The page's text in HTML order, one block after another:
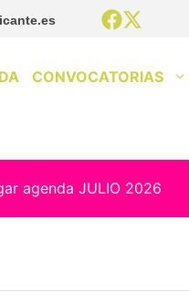
CONVOCATORIAS
agenda JULIO 2026